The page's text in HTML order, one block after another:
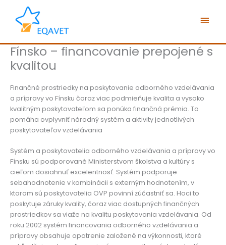
Preskočiť
obsah
Fínsko – financovanie prepojené s
kvalitou
Finančné prostriedky na poskytovanie odborného vzdelávania
a prípravy vo Fínsku čoraz viac podmieňuje kvalita a vysoko
kvalitným poskytovateľom sa ponúka finančná prémia. To
pomáha ovplyvniť národný systém a aktivity jednotlivých
poskytovateľov vzdelávania
Systém a poskytovatelia odborného vzdelávania a prípravy vo
Fínsku sú podporované Ministerstvom školstva a kultúry s
cieľom dosiahnuť excelentnosť. Systém podporuje
sebahodnotenie v kombinácii s externým hodnotením, v
ktorom sú poskytovatelia OVP povinní zúčastniť sa. Hoci to
poskytuje záruky kvality, čoraz viac dostupných finančných
prostriedkov sa viaže na kvalitu poskytovania vzdelávania. Od
roku 2002 systém financovania odborného vzdelávania a
prípravy obsahuje opatrenie založené na výkonnosti, ktoré